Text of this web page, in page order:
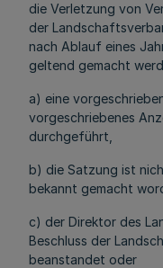
die Verletzung von
der
nach Ablauf eines
geltend gemacht
a) eine
vorgeschriebenes
durchgeführt,
b) die Satzung ist
bekannt gemacht
c) der Direktor des
Beschluss der
beanstandet oder